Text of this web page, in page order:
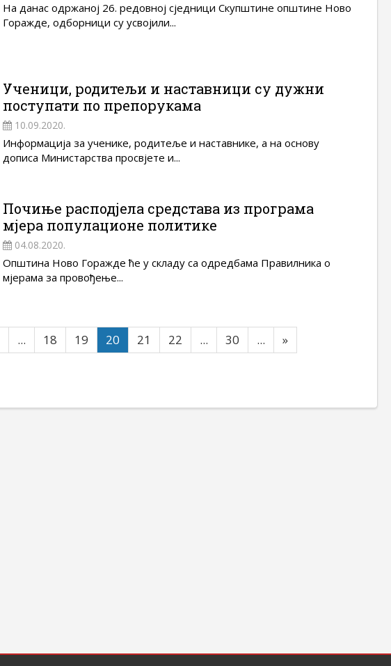
На данас одржаној 26. редовној сједници Скупштине општине Ново
Горажде, одборници су усвојили...
Ученици, родитељи и наставници су дужни
поступати по препорукама
10.09.2020.
Информација за ученике, родитеље и наставнике, а на основу
дописа Министарства просвјете и...
Почиње расподјела средстава из програма
мјера популационе политике
04.08.2020.
Општина Ново Горажде ће у складу са одредбама Правилника о
мјерама за провођење...
... 18 19 20 21 22 ... 30 ...
»